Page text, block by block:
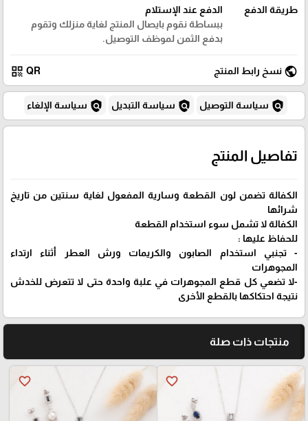
طريقة الدفع
الدفع عند الإستلام
ببساطة نقوم بايصال المنتج لغاية منزلك وتقوم
بدفع الثمن لموظف التوصيل.
public نسخ رابط المنتج QR
qr_code
policy سياسة التوصيل policy سياسة التبديل policy سياسة الإلغاء
تفاصيل المنتج
الكفالة تضمن لون القطعة وسارية المفعول لغاية سنتين من تاريخ
شرائها
الكفالة لا تشمل سوء استخدام القطعة
للحفاظ عليها :
- تجنبي استخدام الصابون والكريمات ورش العطر أثناء ارتداء
المجوهرات
-لا تضعي كل قطع المجوهرات في علبة واحدة حتى لا تتعرض للخدش
نتيجة احتكاكها بالقطع الأخرى
منتجات ذات صلة
favorite_border
favorite_border